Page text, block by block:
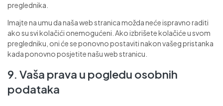
preglednika.
Imajte na umu da naša web stranica možda neće ispravno raditi
ako su svi kolačići onemogućeni. Ako izbrišete kolačiće u svom
pregledniku, oni će se ponovno postaviti nakon vašeg pristanka
kada ponovno posjetite našu web stranicu.
9. Vaša prava u pogledu osobnih
podataka